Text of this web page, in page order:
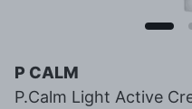
P CALM
P.Calm Light Active